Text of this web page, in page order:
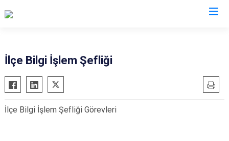
Bulanık
Hasköy
Korkut
İlçe Bilgi İşlem Şefliği
İlçe Bilgi İşlem Şefliği Görevleri